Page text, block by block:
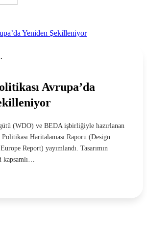
Yeniden Şekilleniyor
Avrupa’da
(WDO) ve BEDA işbirliğiyle hazırlanan
Politikası Haritalaması Raporu (Design
Report) yayımlandı. Tasarımın